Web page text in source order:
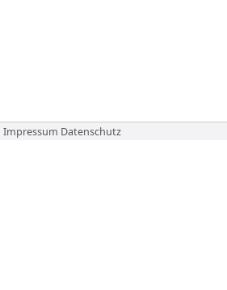
Impressum Datenschutz